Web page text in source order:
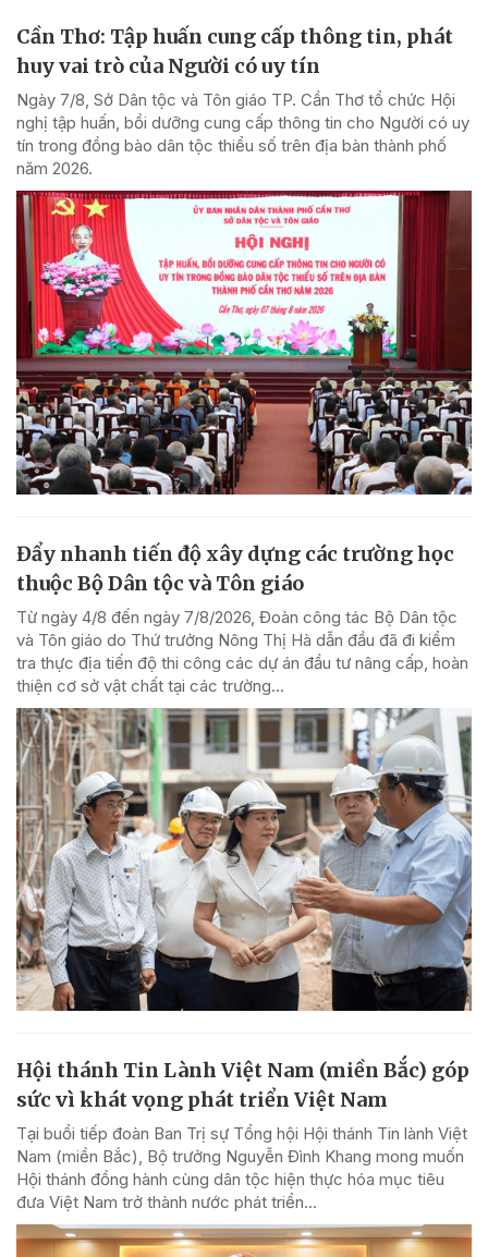
Cần Thơ: Tập huấn cung cấp thông tin, phát
huy vai trò của Người có uy tín
Ngày 7/8, Sở Dân tộc và Tôn giáo TP. Cần Thơ tổ chức Hội
nghị tập huấn, bồi dưỡng cung cấp thông tin cho Người có uy
tín trong đồng bào dân tộc thiểu số trên địa bàn thành phố
năm 2026.
Đẩy nhanh tiến độ xây dựng các trường học
thuộc Bộ Dân tộc và Tôn giáo
Từ ngày 4/8 đến ngày 7/8/2026, Đoàn công tác Bộ Dân tộc
và Tôn giáo do Thứ trưởng Nông Thị Hà dẫn đầu đã đi kiểm
tra thực địa tiến độ thi công các dự án đầu tư nâng cấp, hoàn
thiện cơ sở vật chất tại các trường...
Hội thánh Tin Lành Việt Nam (miền Bắc) góp
sức vì khát vọng phát triển Việt Nam
Tại buổi tiếp đoàn Ban Trị sự Tổng hội Hội thánh Tin lành Việt
Nam (miền Bắc), Bộ trưởng Nguyễn Đình Khang mong muốn
Hội thánh đồng hành cùng dân tộc hiện thực hóa mục tiêu
đưa Việt Nam trở thành nước phát triển...